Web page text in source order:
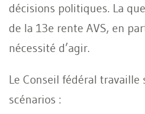
décisions politiques. La
de la 13e rente AVS, en
nécessité d’agir.
Le Conseil fédéral travaille
scénarios :